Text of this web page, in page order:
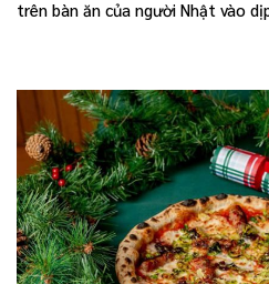
trên bàn ăn của người Nhật vào